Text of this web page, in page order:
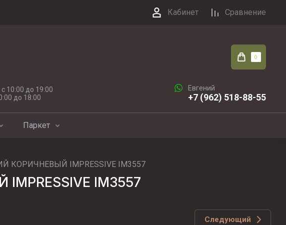
Кабинет Сравнение
с 10:00 до 19:00
до 18:00
Евгений
+7 (962) 518-88-55
0
Паркет
КОРИЧНЕВЫЙ IMPRESSIVE IM3557
IM3557
Следующий